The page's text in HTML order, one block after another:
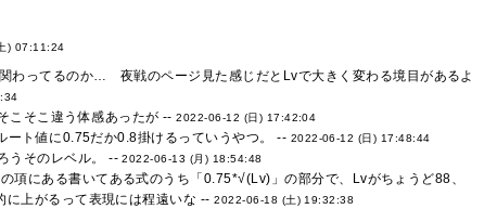
) 07:11:24
ってるのか… 夜戦のページ見た感じだとLvで大きく変わる境目があるよ
こそこ違う体感あったが --2022-06-12 (日) 17:42:04
ート値に0.75だか0.8掛けるっていうやつ。 -- 2022-06-12 (日) 17:48:44
うそのレベル。 --2022-06-13 (月) 18:54:48
にある書いてある式のうち「0.75*√(Lv)」の部分で、Lvがちょうど88、
に上がるって表現には程遠いな --2022-06-18 (土) 19:32:38